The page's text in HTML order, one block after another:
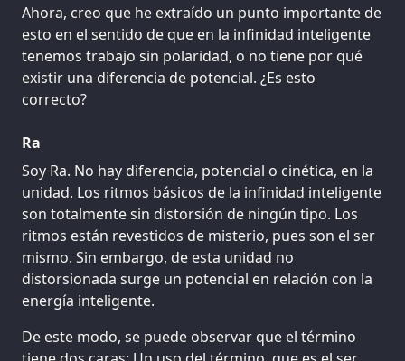
Ahora, creo que he extraído un punto importante de
esto en el sentido de que en la infinidad inteligente
tenemos trabajo sin polaridad, o no tiene por qué
existir una diferencia de potencial. ¿Es esto
correcto?
Ra
Soy Ra. No hay diferencia, potencial o cinética, en la
unidad. Los ritmos básicos de la infinidad inteligente
son totalmente sin distorsión de ningún tipo. Los
ritmos están revestidos de misterio, pues son el ser
mismo. Sin embargo, de esta unidad no
distorsionada surge un potencial en relación con la
energía inteligente.
De este modo, se puede observar que el término